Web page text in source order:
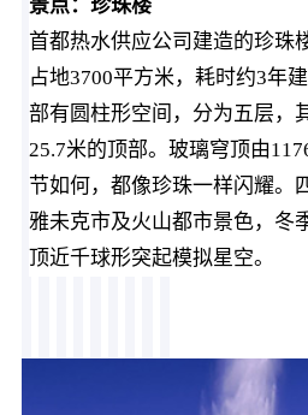
景点：珍珠楼
首都热水供应公司建造的珍珠
占地3700平方米，耗时约3年
部有圆柱形空间，分为五层，
25.7米的顶部。玻璃穹顶由
节如何，都像珍珠一样闪耀。
雅未克市及火山都市景色，冬
顶近千球形突起模拟星空。